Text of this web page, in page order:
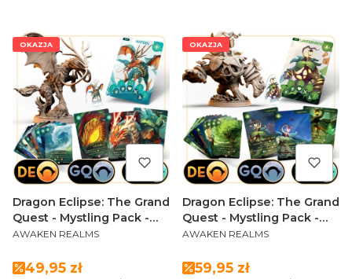
OKAZJA
Dragon Eclipse: The Grand
Quest - Mystling Pack -
Hateril
PRODUCENT
AWAKEN REALMS
Cena promocyjna
49,95 zł
OKAZJA
Dragon Eclipse: The Grand
Quest - Mystling Pack -
Lanternroot (Sundrop
PRODUCENT
AWAKEN REALMS
Cena promocyjna
59,95 zł